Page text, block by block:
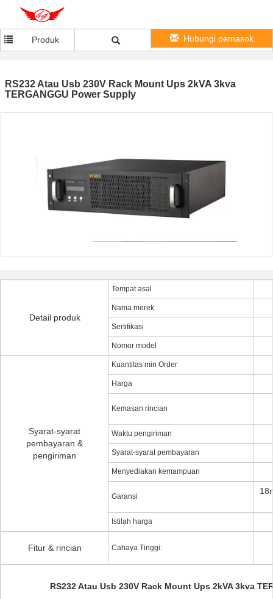
Produk Hubungi pemasok
RS232 Atau Usb 230V Rack Mount Ups 2kVA 3kva
TERGANGGU Power Supply
Detail produk
Tempat asal
Nama merek
Sertifikasi
Nomor model
Syarat-syarat
pembayaran &
pengiriman
Kuantitas min Order
Harga
Kemasan rincian
Waktu pengiriman
Syarat-syarat pembayaran
Menyediakan kemampuan
Garansi
Istilah harga
Fitur & rincian Cahaya Tinggi:
RS232 Atau Usb 230V Rack Mount Ups 2kVA 3kva